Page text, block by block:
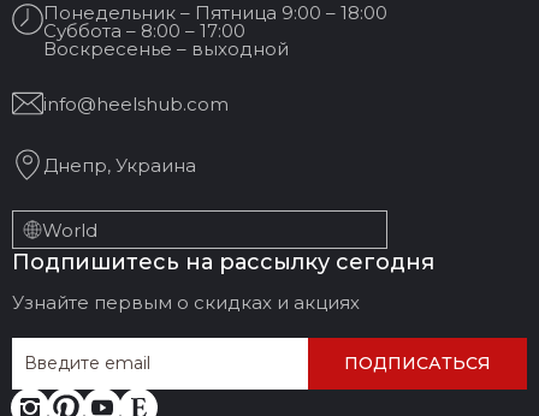
Понедельник – Пятница 9:00 – 18:00
Суббота – 8:00 – 17:00
Воскресенье – выходной
info@heelshub.com
Днепр, Украина
World
Подпишитесь на рассылку сегодня
Узнайте первым о скидках и акциях
ПОДПИСАТЬСЯ